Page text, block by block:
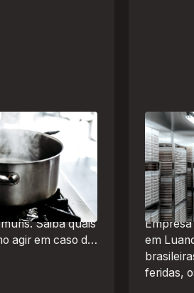
a improvisar
aumenta risco
de casa
com ele,
espantar o
Saiba quais
agir em caso de
A
uma
Brasil
de
em
feridas,